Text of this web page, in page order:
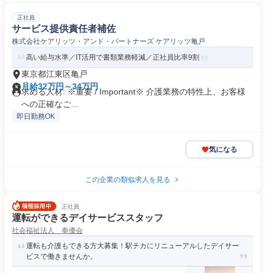
正社員
サービス提供責任者補佐
株式会社ケアリッツ・アンド・パートナーズ ケアリッツ亀戸
高い給与水準／IT活用で書類業務軽減／正社員比率9割
東京都江東区亀戸
月給32万円～34万円
求める人材: ※重要 / Important※ 介護業務の特性上、お客様
への正確なご...
即日勤務OK
気になる
この企業の類似求人を見る
正社員
運転ができるデイサービススタッフ
社会福祉法人 奉優会
運転も介護もできる方大募集！駅チカにリニューアルしたデイサー
ビスで働きませんか。